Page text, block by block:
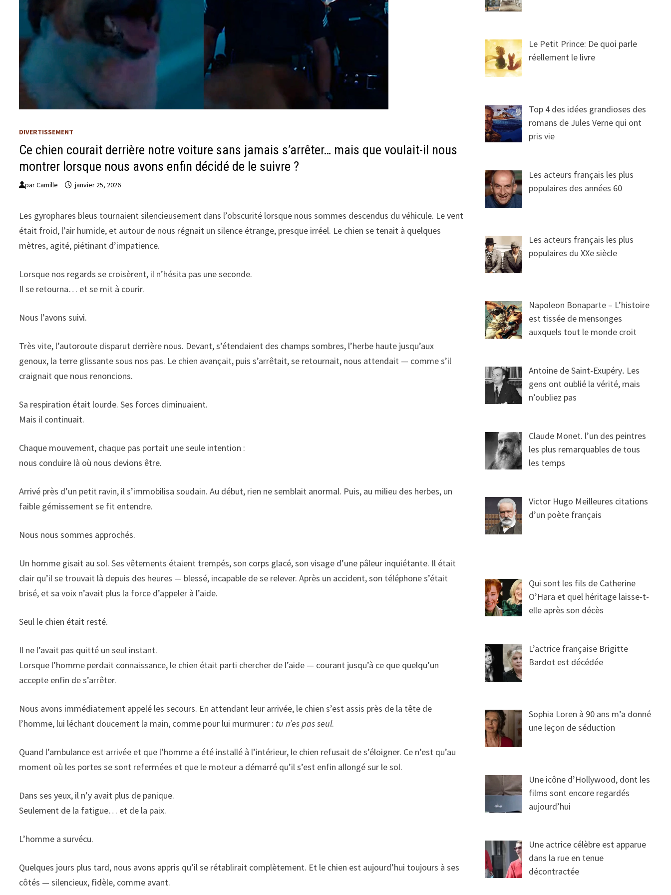
DIVERTISSEMENT
Ce chien courait derrière notre voiture sans jamais s’arrêter… mais que voulait-il nous
montrer lorsque nous avons enfin décidé de le suivre ?
parCamille janvier 25, 2026
Les gyrophares bleus tournaient silencieusement dans l’obscurité lorsque nous sommes descendus du véhicule. Le vent
était froid, l’air humide, et autour de nous régnait un silence étrange, presque irréel. Le chien se tenait à quelques
mètres, agité, piétinant d’impatience.
Lorsque nos regards se croisèrent, il n’hésita pas une seconde.
Il se retourna… et se mit à courir.
Nous l’avons suivi.
Très vite, l’autoroute disparut derrière nous. Devant, s’étendaient des champs sombres, l’herbe haute jusqu’aux
genoux, la terre glissante sous nos pas. Le chien avançait, puis s’arrêtait, se retournait, nous attendait — comme s’il
craignait que nous renoncions.
Sa respiration était lourde. Ses forces diminuaient.
Mais il continuait.
Chaque mouvement, chaque pas portait une seule intention :
nous conduire là où nous devions être.
Arrivé près d’un petit ravin, il s’immobilisa soudain. Au début, rien ne semblait anormal. Puis, au milieu des herbes, un
faible gémissement se fit entendre.
Nous nous sommes approchés.
Un homme gisait au sol. Ses vêtements étaient trempés, son corps glacé, son visage d’une pâleur inquiétante. Il était
clair qu’il se trouvait là depuis des heures — blessé, incapable de se relever. Après un accident, son téléphone s’était
brisé, et sa voix n’avait plus la force d’appeler à l’aide.
Seul le chien était resté.
Il ne l’avait pas quitté un seul instant.
Lorsque l’homme perdait connaissance, le chien était parti chercher de l’aide — courant jusqu’à ce que quelqu’un
accepte enfin de s’arrêter.
Nous avons immédiatement appelé les secours. En attendant leur arrivée, le chien s’est assis près de la tête de
l’homme, lui léchant doucement la main, comme pour lui murmurer : tu n’es pas seul.
Quand l’ambulance est arrivée et que l’homme a été installé à l’intérieur, le chien refusait de s’éloigner. Ce n’est qu’au
moment où les portes se sont refermées et que le moteur a démarré qu’il s’est enfin allongé sur le sol.
Dans ses yeux, il n’y avait plus de panique.
Seulement de la fatigue… et de la paix.
L’homme a survécu.
Quelques jours plus tard, nous avons appris qu’il se rétablirait complètement. Et le chien est aujourd’hui toujours à ses
côtés — silencieux, fidèle, comme avant.
Le Petit Prince: De quoi parle
réellement le livre
Top 4 des idées grandioses des
romans de Jules Verne qui ont
pris vie
Les acteurs français les plus
populaires des années 60
Les acteurs français les plus
populaires du XXe siècle
Napoleon Bonaparte – L’histoire
est tissée de mensonges
auxquels tout le monde croit
Antoine de Saint-Exupéry․ Les
gens ont oublié la vérité, mais
n’oubliez pas
Claude Monet. l’un des peintres
les plus remarquables de tous
les temps
Victor Hugo Meilleures citations
d’un poète français
Qui sont les fils de Catherine
O’Hara et quel héritage laisse-t-
elle après son décès
L’actrice française Brigitte
Bardot est décédée
Sophia Loren à 90 ans m’a donné
une leçon de séduction
Une icône d’Hollywood, dont les
films sont encore regardés
aujourd’hui
Une actrice célèbre est apparue
dans la rue en tenue
décontractée